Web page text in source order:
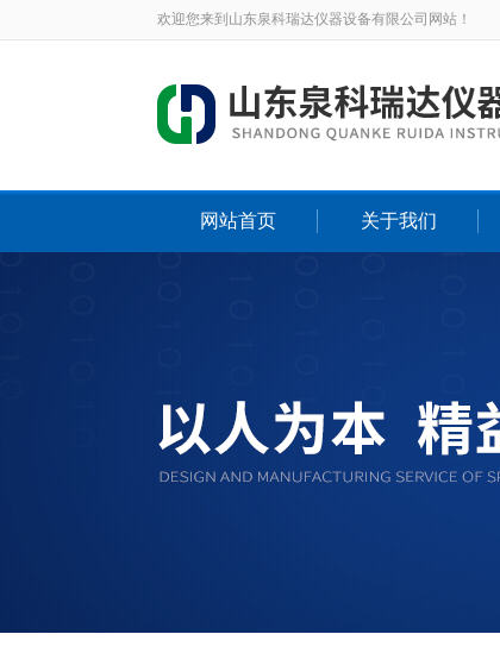
欢迎您来到山东泉科瑞达仪器设备有限公司网站！
网站首页 关于我们